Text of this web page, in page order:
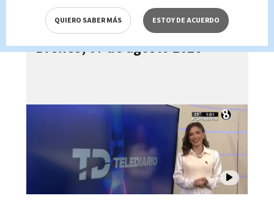
Telediario En Directo con Paula
Brenes, 07 de agosto 2026
QUIERO SABER MÁS ESTOY DE ACUERDO